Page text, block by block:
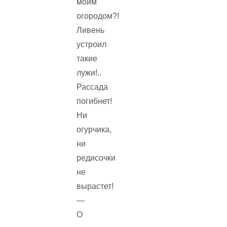
моим
огородом?!
Ливень
устроил
такие
лужи!..
Рассада
погибнет!
Ни
огурчика,
ни
редисочки
не
вырастет!
—
О